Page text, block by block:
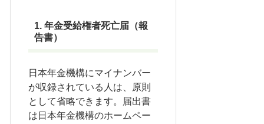
1. 年金受給権者死亡届（報
告書）
日本年金機構にマイナンバー
が収録されている人は、原則
として省略できます。届出書
は日本年金機構のホームペー